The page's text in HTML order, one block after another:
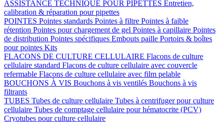
ASSISTANCE TECHNIQUE POUR PIPETTES Entretien,
calibration & réparation pour pipettes
POINTES Pointes standards Pointes à filtre Pointes à faible
rétention Pointes pour chargement de gel Pointes à capillaire Pointes
de distribution Pointes spécifiques Embouts paille Portoirs & boîtes
pour pointes Kits
FLACONS DE CULTURE CELLULAIRE Flacons de culture
cellulaire standard Flacons de culture cellulaire avec couvercle
refermable Flacons de culture cellulaire avec film pelable
BOUCHONS À VIS Bouchons à vis ventilés Bouchons à vis
filtrants
TUBES Tubes de culture cellulaire Tubes à centrifuger pour culture
cellulaire Tubes de comptage cellulaire pour hématocrite (PCV)
Cryotubes pour culture cellulaire